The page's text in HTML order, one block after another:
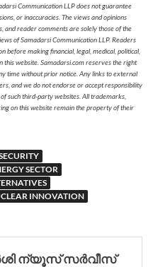
Communication LLP does not guarantee
or inaccuracies. The views and opinions
and reader comments are solely those of the
of Samadarsi Communication LLP. Readers
making financial, legal, medical, political,
this website. Samadarsi.com reserves the right
time without prior notice. Any links to external
and we do not endorse or accept responsibility
such third-party websites. All trademarks,
on this website remain the property of their
SECTOR
INNOVATION
ന്യൂസ് സർവീസ്